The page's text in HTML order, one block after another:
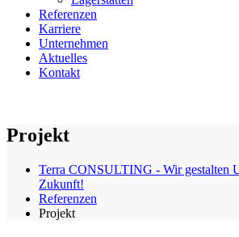
Referenzen
Karriere
Unternehmen
Aktuelles
Kontakt
Projekt
Terra CONSULTING - Wir gestalten
Zukunft!
Referenzen
Projekt